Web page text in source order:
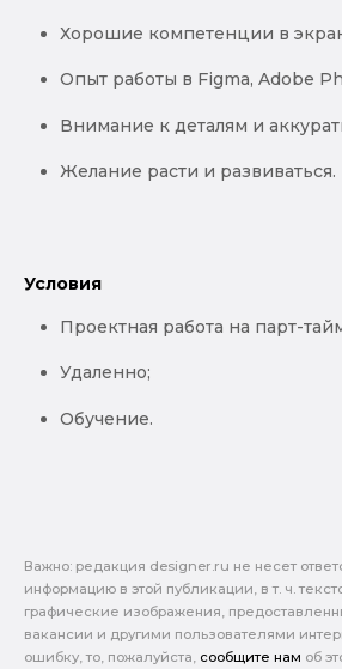
Хорошие компетенции в
Опыт работы в Figma, Adobe
Внимание к деталям и
Желание расти и развиваться.
Условия
Проектная работа на парт-
Удаленно;
Обучение.
Важно: pедакция designer.ru не несет
информацию в этой публикации, в т. ч.
графические изображения,
вакансии и другими пользователями
ошибку, то, пожалуйста, сообщите нам об